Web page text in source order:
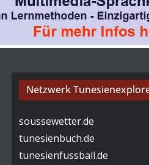
Netzwerk
soussewetter.de
tunesienbuch.de
tunesienfussball.de